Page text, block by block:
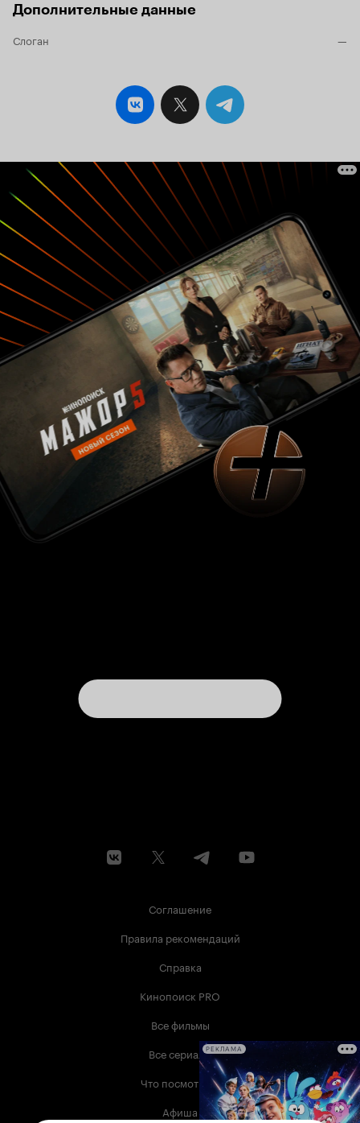
Дополнительные данные
Слоган —
Соглашение
Правила рекомендаций
Справка
Кинопоиск PRO
Все фильмы
Все сериалы
Что посмотреть
Афиша
РЕКЛАМА